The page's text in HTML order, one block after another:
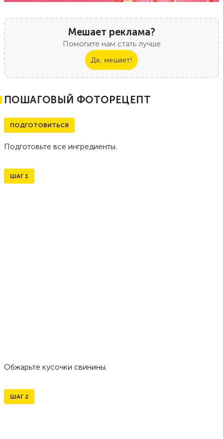
Мешает реклама?
Помогите нам стать лучше
Да, мешает!
ПОШАГОВЫЙ ФОТОРЕЦЕПТ
ПОДГОТОВИТЬСЯ
Подготовьте все ингредиенты.
ШАГ 1
Обжарьте кусочки свинины.
ШАГ 2